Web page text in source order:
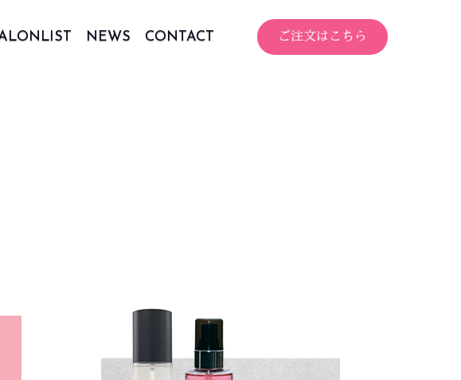
NEWS CONTACT ご注文はこちら